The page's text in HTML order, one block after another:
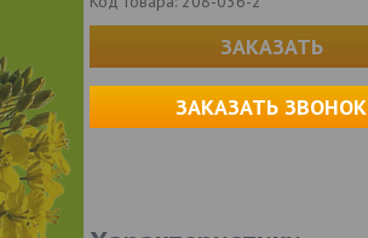
ЗАКАЗАТЬ
ЗАКАЗАТЬ ЗВОНОК